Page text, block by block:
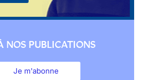
NOS PUBLICATIONS
Je m'abonne